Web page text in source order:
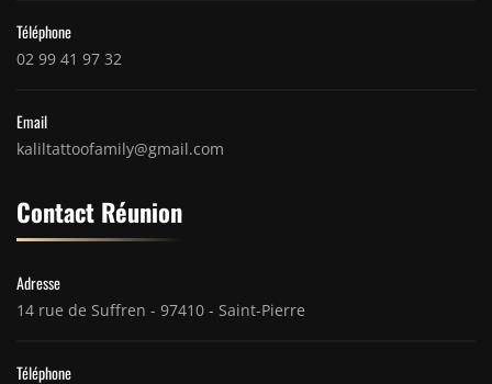
Téléphone
02 99 41 97 32
Email
kaliltattoofamily@gmail.com
Contact Réunion
Adresse
14 rue de Suffren - 97410 - Saint-Pierre
Téléphone